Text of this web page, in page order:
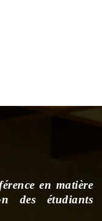
en matière
des étudiants